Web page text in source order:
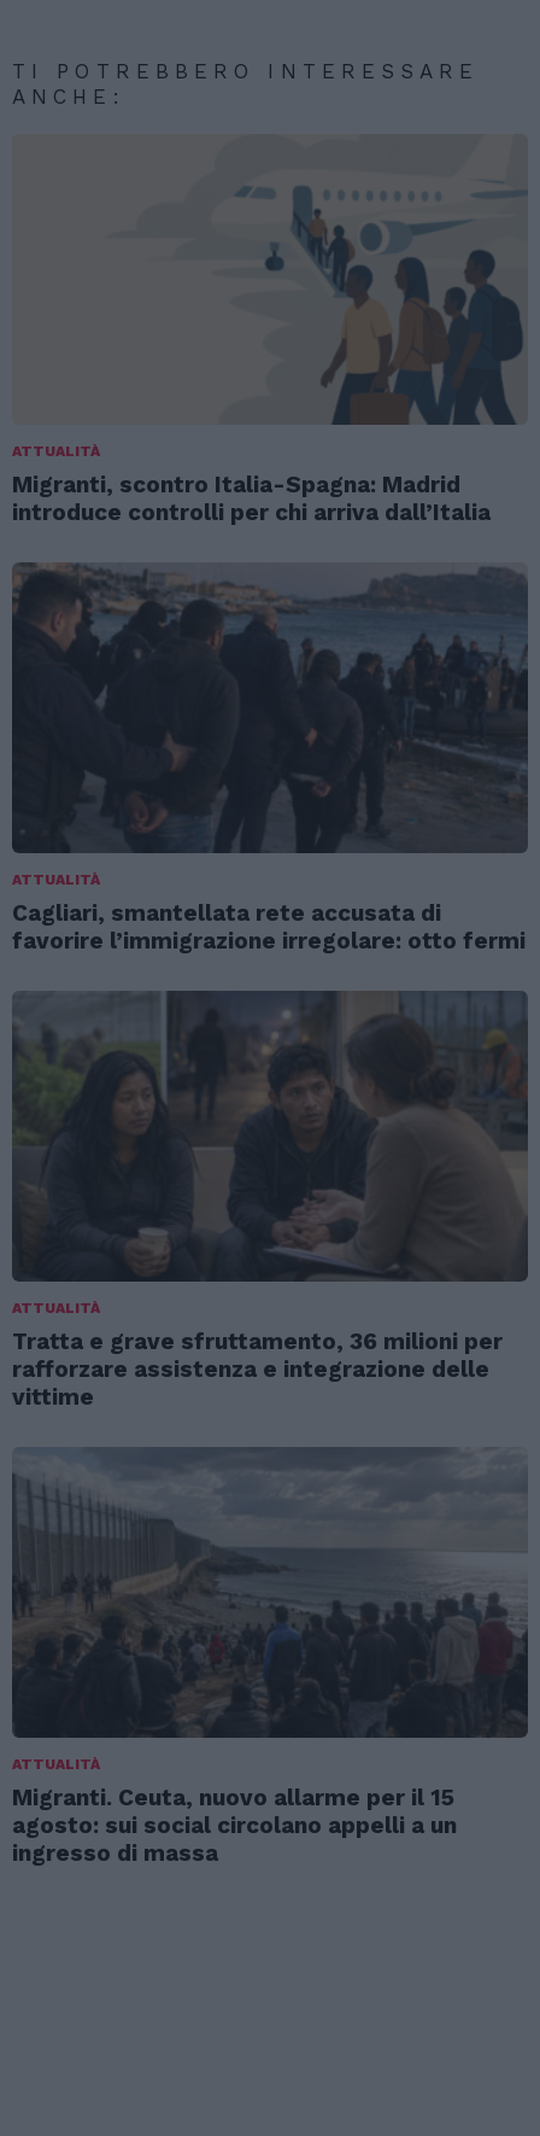
TI POTREBBERO INTERESSARE
ANCHE:
ATTUALITÀ
Migranti, scontro Italia-Spagna: Madrid
introduce controlli per chi arriva dall’Italia
ATTUALITÀ
Cagliari, smantellata rete accusata di
favorire l’immigrazione irregolare: otto fermi
ATTUALITÀ
Tratta e grave sfruttamento, 36 milioni per
rafforzare assistenza e integrazione delle
vittime
ATTUALITÀ
Migranti. Ceuta, nuovo allarme per il 15
agosto: sui social circolano appelli a un
ingresso di massa